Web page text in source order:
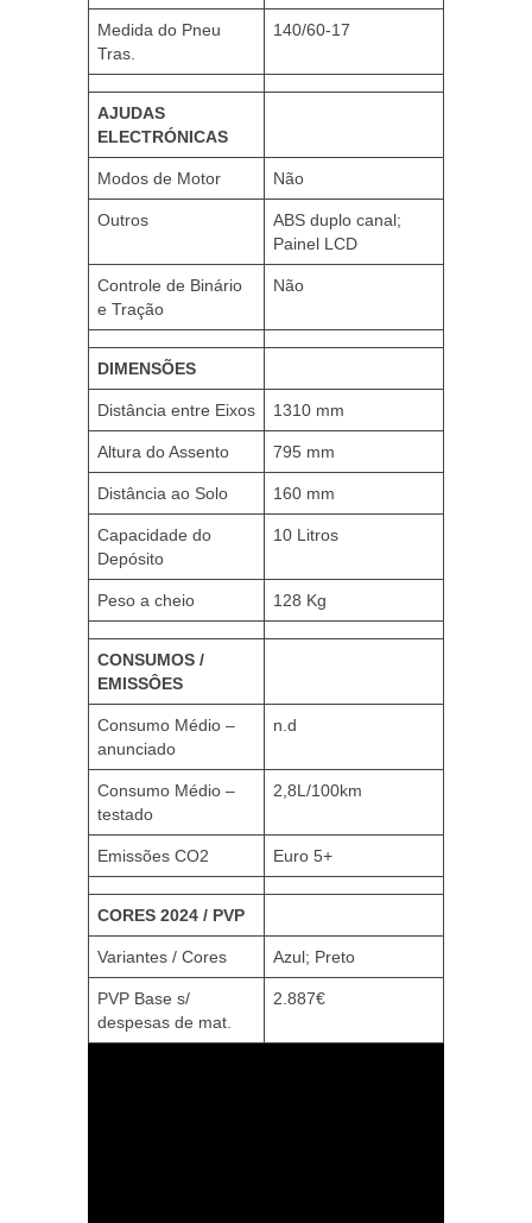
Medida do Pneu
Tras.
140/60-17
AJUDAS
ELECTRÓNICAS
Modos de Motor Não
Outros
ABS duplo canal;
Painel LCD
Controle de Binário
e Tração
Não
DIMENSÕES
Distância entre Eixos 1310 mm
Altura do Assento 795 mm
Distância ao Solo 160 mm
Capacidade do
Depósito
10 Litros
Peso a cheio 128 Kg
CONSUMOS /
EMISSÔES
Consumo Médio –
anunciado
n.d
Consumo Médio –
testado
2,8L/100km
Emissões CO2 Euro 5+
CORES 2024 / PVP
Variantes / Cores Azul; Preto
PVP Base s/
despesas de mat.
2.887€